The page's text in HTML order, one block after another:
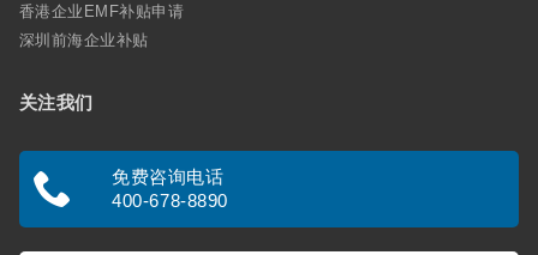
香港企业EMF补贴申请
深圳前海企业补贴
关注我们
免费咨询电话
400-678-8890